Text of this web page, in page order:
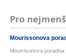
Pro
Mourissonova
Mourrisonova